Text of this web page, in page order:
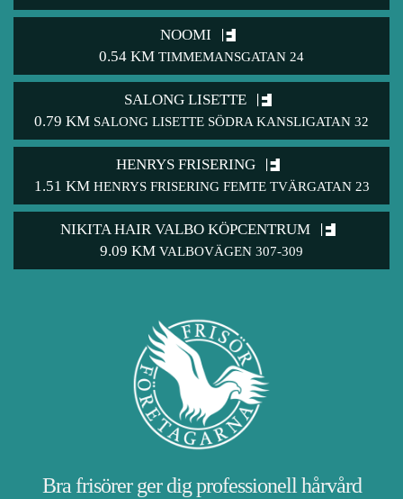
NOOMI
0.54 KM TIMMEMANSGATAN 24
SALONG LISETTE
0.79 KM SALONG LISETTE SÖDRA KANSLIGATAN 32
HENRYS FRISERING
1.51 KM HENRYS FRISERING FEMTE TVÄRGATAN 23
NIKITA HAIR VALBO KÖPCENTRUM
9.09 KM VALBOVÄGEN 307-309
Bra frisörer ger dig professionell hårvård